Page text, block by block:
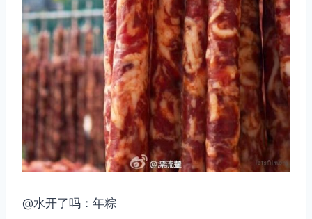
@水开了吗：年粽